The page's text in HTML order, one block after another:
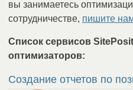
вы занимаетесь
сотрудничестве, пишите
Список сервисов
оптимизаторов:
Создание отчетов по